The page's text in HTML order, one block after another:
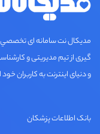
مديكال نت سامانه ای تخصصي
گیری از تیم مدیریتی و
و دنیای اینترنت به کاربران
بانک اطلاعات پزشکان